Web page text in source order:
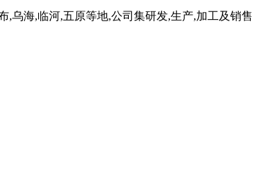
乌海,临河,五原等地,公司集研发,生产,加工及销售